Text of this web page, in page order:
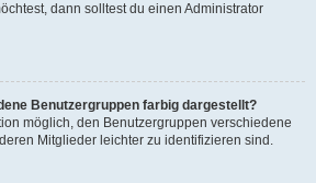
dann solltest du einen Administrator
Benutzergruppen farbig dargestellt?
möglich, den Benutzergruppen verschiedene
Mitglieder leichter zu identifizieren sind.